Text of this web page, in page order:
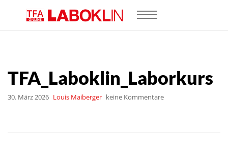
TFA_Laboklin_Laborkurs
30. März 2026 Louis Maiberger keine Kommentare